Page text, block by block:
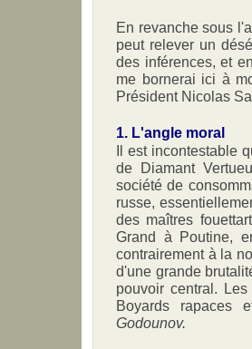
En revanche sous
peut relever un
des inférences, et
me bornerai ici à
Président Nicolas
1. L'angle moral
Il est incontestable
de Diamant
société de
russe,
des maîtres
Grand à Poutine,
contrairement à la
d'une grande
pouvoir central.
Boyards rapaces
Godounov.